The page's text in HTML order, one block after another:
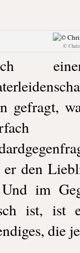
©
gefragt,
den
im
ist, ist
die